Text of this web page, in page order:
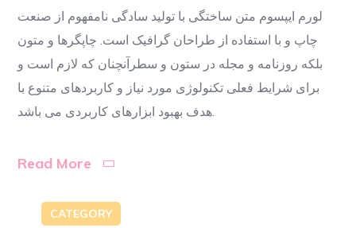
لورم ایپسوم متن ساختگی با تولید سادگی نامفهوم از صنعت
چاپ و با استفاده از طراحان گرافیک است. چاپگرها و متون
بلکه روزنامه و مجله در ستون و سطرآنچنان که لازم است و
برای شرایط فعلی تکنولوژی مورد نیاز و کاربردهای متنوع با
هدف بهبود ابزارهای کاربردی می باشد.
Read More
CATEGORY